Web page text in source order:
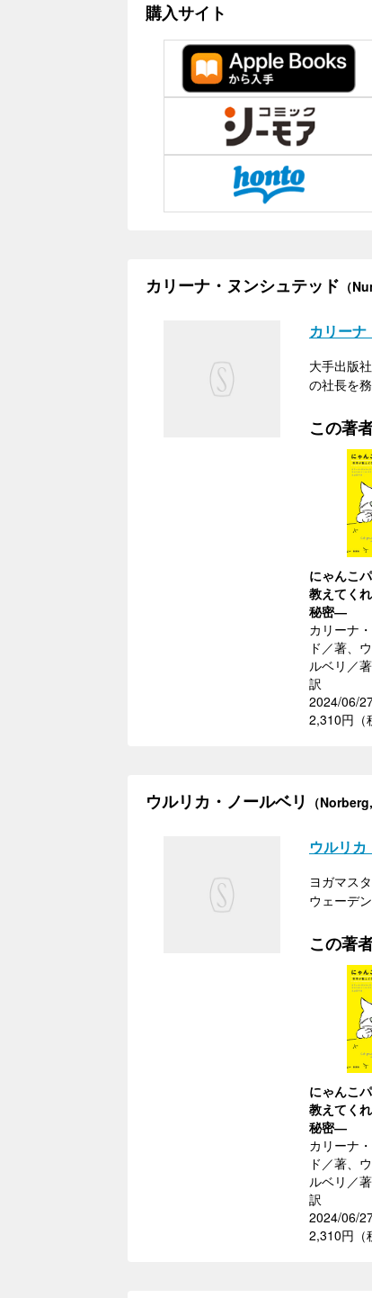
購入サイト
カリーナ・ヌンシュテッド （
カリーナ
大手出版
の社長を
この著
にゃんこ
教えてく
秘密―
カリーナ
ド／著、
ルベリ／
訳
2024/06/
2,310円（
ウルリカ・ノールベリ （
ウルリカ
ヨガマス
ウェーデ
この著
にゃんこ
教えてく
秘密―
カリーナ
ド／著、
ルベリ／
訳
2024/06/
2,310円（